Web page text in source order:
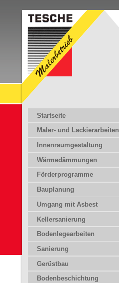
Startseite
Maler- und Lackierarbeiten
Innenraumgestaltung
Wärmedämmungen
Förderprogramme
Bauplanung
Umgang mit Asbest
Kellersanierung
Bodenlegearbeiten
Sanierung
Gerüstbau
Bodenbeschichtung